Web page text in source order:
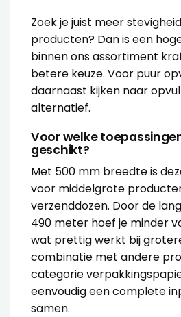
Zoek je juist meer
producten? Dan is een
binnen ons assortiment
betere keuze. Voor puur
daarnaast kijken naar
alternatief.
Voor welke
geschikt?
Met 500 mm breedte is
voor middelgrote
verzenddozen. Door de
490 meter hoef je minder
wat prettig werkt bij
combinatie met andere
categorie
eenvoudig een complete
samen.